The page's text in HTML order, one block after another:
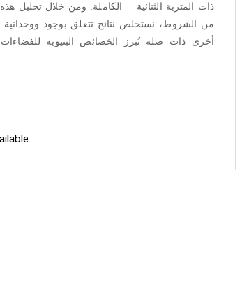
ذات المترية الثنائية الكاملة. ومن خلال تحليل
من الشروط، نستخلص نتائج تتعلق بوجود ووحدانية
أخرى ذات صلة تُبرز الخصائص البنيوية